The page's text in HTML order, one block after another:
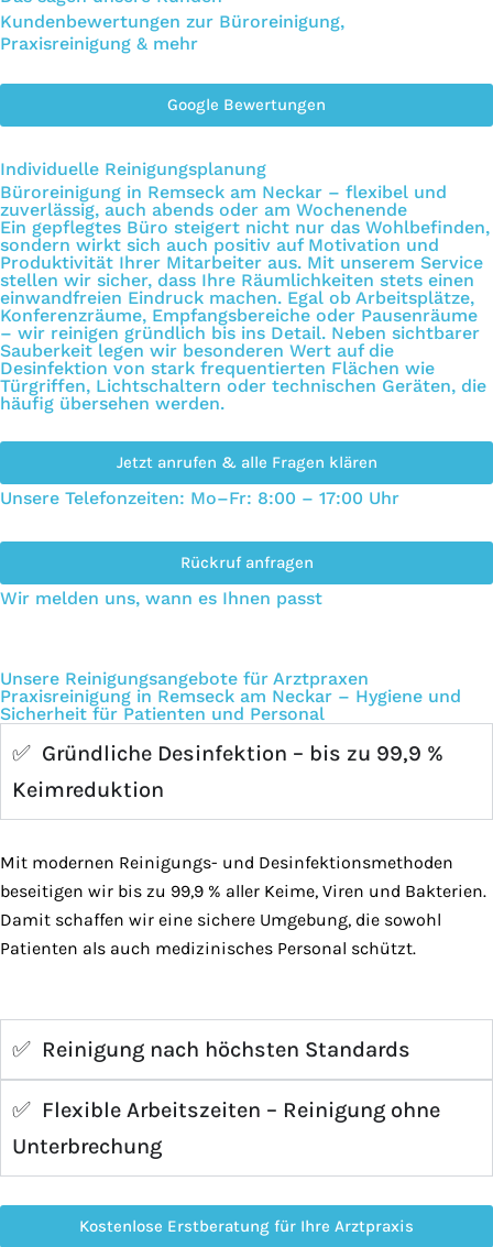
Kundenbewertungen zur Büroreinigung,
Praxisreinigung & mehr
Google Bewertungen
Individuelle Reinigungsplanung
Büroreinigung in Remseck am Neckar – flexibel und
zuverlässig, auch abends oder am Wochenende
Ein gepflegtes Büro steigert nicht nur das Wohlbefinden,
sondern wirkt sich auch positiv auf Motivation und
Produktivität Ihrer Mitarbeiter aus. Mit unserem Service
stellen wir sicher, dass Ihre Räumlichkeiten stets einen
einwandfreien Eindruck machen. Egal ob Arbeitsplätze,
Konferenzräume, Empfangsbereiche oder Pausenräume
– wir reinigen gründlich bis ins Detail. Neben sichtbarer
Sauberkeit legen wir besonderen Wert auf die
Desinfektion von stark frequentierten Flächen wie
Türgriffen, Lichtschaltern oder technischen Geräten, die
häufig übersehen werden.
Jetzt anrufen & alle Fragen klären
Unsere Telefonzeiten: Mo–Fr: 8:00 – 17:00 Uhr
Rückruf anfragen
Wir melden uns, wann es Ihnen passt
Unsere Reinigungsangebote für Arztpraxen
Praxisreinigung in Remseck am Neckar – Hygiene und
Sicherheit für Patienten und Personal
✅ Gründliche Desinfektion – bis zu 99,9 %
Keimreduktion
Mit modernen Reinigungs- und Desinfektionsmethoden
beseitigen wir bis zu 99,9 % aller Keime, Viren und Bakterien.
Damit schaffen wir eine sichere Umgebung, die sowohl
Patienten als auch medizinisches Personal schützt.
✅ Reinigung nach höchsten Standards
✅ Flexible Arbeitszeiten – Reinigung ohne
Unterbrechung
Kostenlose Erstberatung für Ihre Arztpraxis